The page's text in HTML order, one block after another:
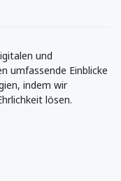
und
umfassende Einblicke
indem wir
lösen.